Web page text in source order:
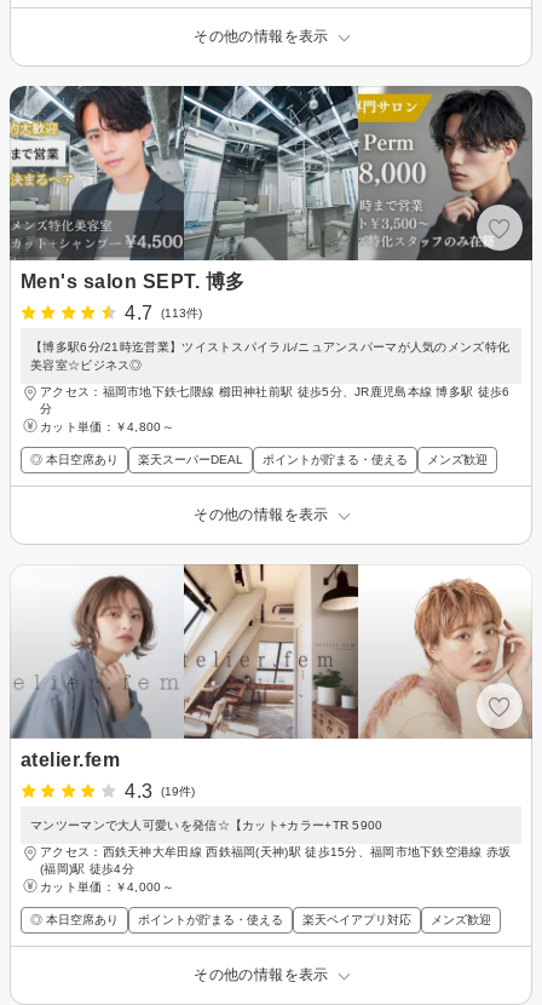
その他の情報を表示
Men's salon SEPT. 博多
4.7
(113件)
【博多駅6分/21時迄営業】ツイストスパイラル/ニュアンスパーマが人気のメンズ特化
美容室☆ビジネス◎
アクセス：福岡市地下鉄七隈線 櫛田神社前駅 徒歩5分、JR鹿児島本線 博多駅 徒歩6
分
カット単価： ￥4,800～
◎ 本日空席あり 楽天スーパーDEAL ポイントが貯まる・使える メンズ歓迎
その他の情報を表示
atelier.fem
4.3
(19件)
マンツーマンで大人可愛いを発信☆【カット+カラー+TR 5900
アクセス：西鉄天神大牟田線 西鉄福岡(天神)駅 徒歩15分、福岡市地下鉄空港線 赤坂
(福岡)駅 徒歩4分
カット単価： ￥4,000～
◎ 本日空席あり ポイントが貯まる・使える 楽天ペイアプリ対応 メンズ歓迎
その他の情報を表示